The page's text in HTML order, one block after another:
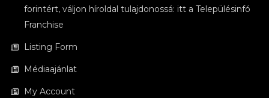
forintért, váljon híroldal tulajdonossá: itt a Településinfó
Franchise
Listing Form
Médiaajánlat
My Account